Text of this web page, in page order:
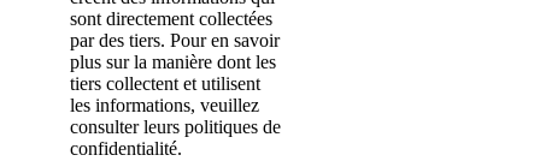
sont directement collectées
par des tiers. Pour en savoir
plus sur la manière dont les
tiers collectent et utilisent
les informations, veuillez
consulter leurs politiques de
confidentialité.